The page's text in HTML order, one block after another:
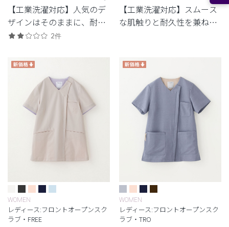
【工業洗濯対応】人気のデ
ザインはそのままに、耐久
性を兼ね備えたモデル
2件
【工業洗濯対応】スムース
な肌触りと耐久性を兼ね備
WOMEN
レディース:フロントオープンスク
ラブ・FREE
WOMEN
レディース:フロントオープンスク
ラブ・TRO